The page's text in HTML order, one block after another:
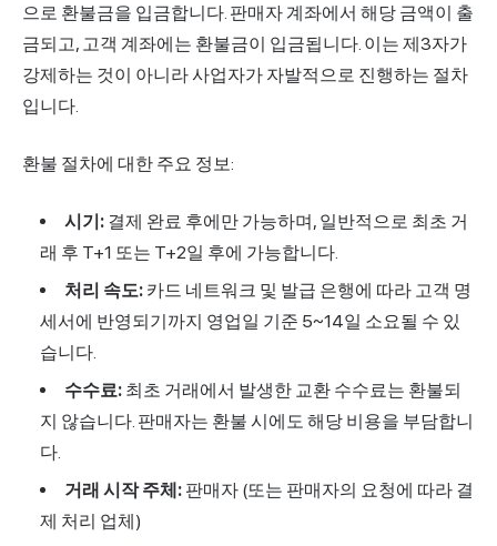
으로 환불금을 입금합니다. 판매자 계좌에서 해당 금액이 출
금되고, 고객 계좌에는 환불금이 입금됩니다. 이는 제3자가
강제하는 것이 아니라 사업자가 자발적으로 진행하는 절차
입니다.
환불 절차에 대한 주요 정보:
시기: 결제 완료 후에만 가능하며, 일반적으로 최초 거
래 후 T+1 또는 T+2일 후에 가능합니다.
처리 속도: 카드 네트워크 및 발급 은행에 따라 고객 명
세서에 반영되기까지 영업일 기준 5~14일 소요될 수 있
습니다.
수수료: 최초 거래에서 발생한 교환 수수료는 환불되
지 않습니다. 판매자는 환불 시에도 해당 비용을 부담합니
다.
거래 시작 주체: 판매자 (또는 판매자의 요청에 따라 결
제 처리 업체)